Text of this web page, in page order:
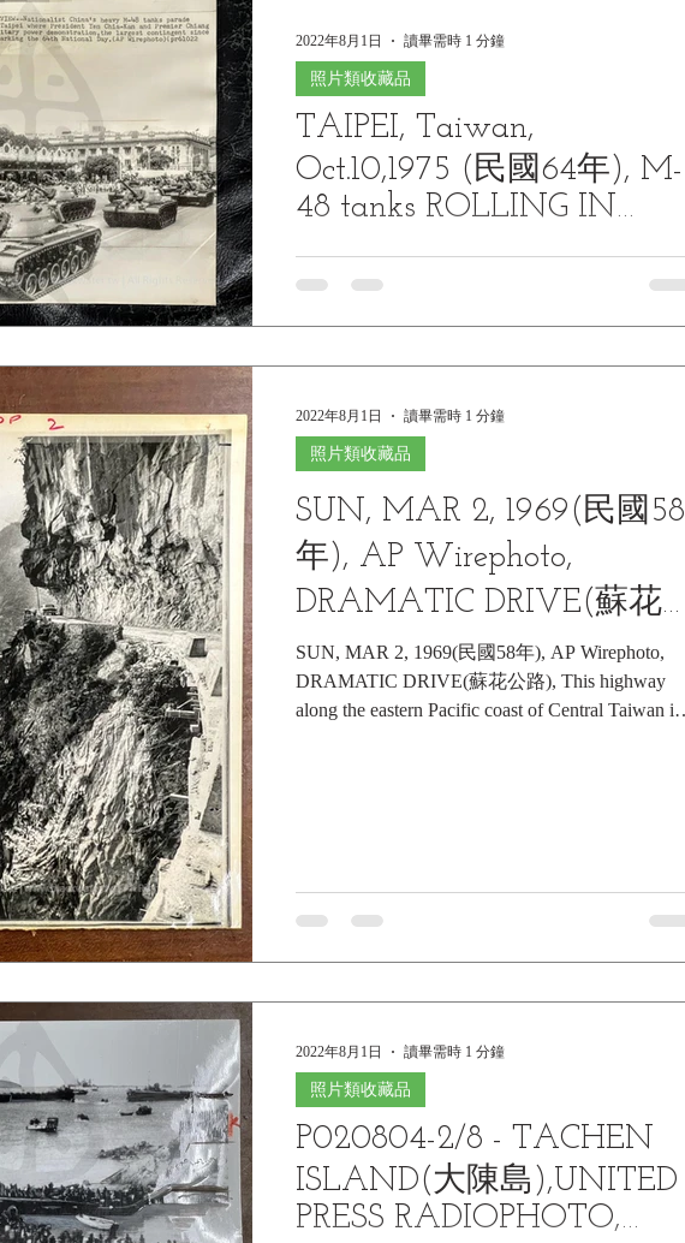
TAIPEI, Taiwan,
Oct.10,1975 (民國64年), M-
48 tanks ROLLING IN
(TPE-1) TAIPEI, Taiwan, Oct.10--ROLLING IN
REVIEW--Nationalist China's heavy M-48 tanks
照片類收藏品
2022年8月1日 讀畢需時 1 分鐘
SUN, MAR 2, 1969(民國58
年), AP Wirephoto,
DRAMATIC DRIVE(蘇花公
路)
SUN, MAR 2, 1969(民國58年), AP Wirephoto,
DRAMATIC DRIVE(蘇花公路), This highway
along the eastern Pacific coast of Central Taiwan is
照片類收藏品
2022年8月1日 讀畢需時 1 分鐘
P020804-2/8 - TACHEN
ISLAND(大陳島),UNITED
PRESS RADIOPHOTO,
照片類收藏品
2022年8月1日 讀畢需時 1 分鐘